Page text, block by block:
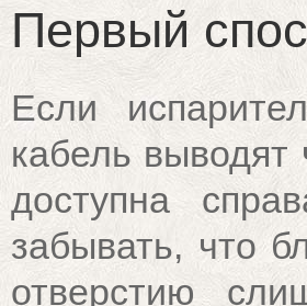
Первый
Если
кабель выводят
доступна
забывать, что
отверстию